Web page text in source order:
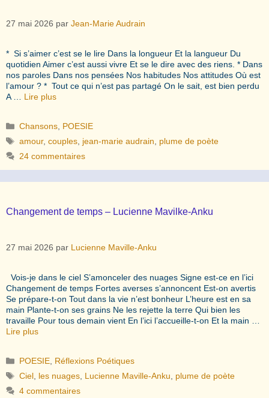
27 mai 2026 par Jean-Marie Audrain
* Si s’aimer c’est se le lire Dans la longueur Et la langueur Du
quotidien Aimer c’est aussi vivre Et se le dire avec des riens. * Dans
nos paroles Dans nos pensées Nos habitudes Nos attitudes Où est
l’amour ? * Tout ce qui n’est pas partagé On le sait, est bien perdu
A … Lire plus
Catégories
Chansons POESIE
Étiquettes
amour,couples jean-marie audrain
plume de poète
24 commentaires
Changement de temps – Lucienne Mavilke-Anku
27 mai 2026 par Lucienne Maville-Anku
Vois-je dans le ciel S’amonceler des nuages Signe est-ce en l’ici
Changement de temps Fortes averses s’annoncent Est-on avertis
Se prépare-t-on Tout dans la vie n’est bonheur L’heure est en sa
main Plante-t-on ses grains Ne les rejette la terre Qui bien les
travaille Pour tous demain vient En l’ici l’accueille-t-on Et la main …
Lire plus
Catégories
POESIE Réflexions Poétiques
Étiquettes
Ciel les nuages Lucienne Maville-Anku
plume de poète
4 commentaires